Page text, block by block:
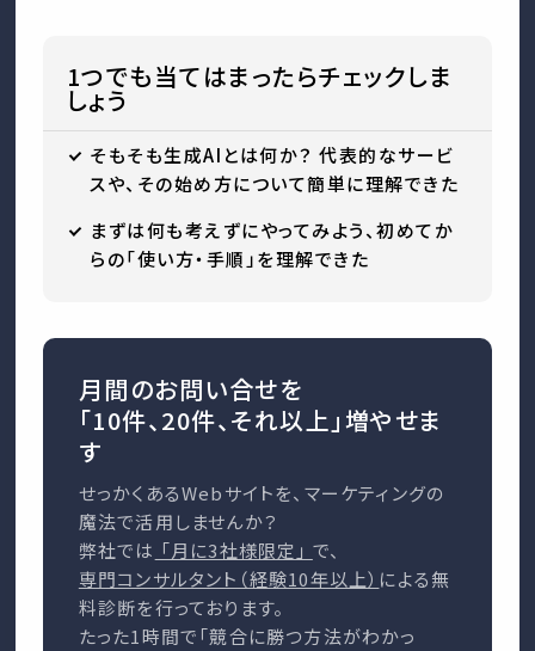
1つでも当てはまったらチェックしま
しょう
そもそも生成AIとは何か？ 代表的なサービ
スや、その始め方について簡単に理解できた
まずは何も考えずにやってみよう、初めてか
らの「使い方・手順」を理解できた
月間のお問い合せを
「10件、20件、それ以上」増やせま
す
せっかくあるWebサイトを、マーケティングの
魔法で活用しませんか？
弊社では 「月に3社様限定」 で、
専門コンサルタント（経験10年以上） による無
料診断を行っております。
たった1時間で「競合に勝つ方法がわかっ